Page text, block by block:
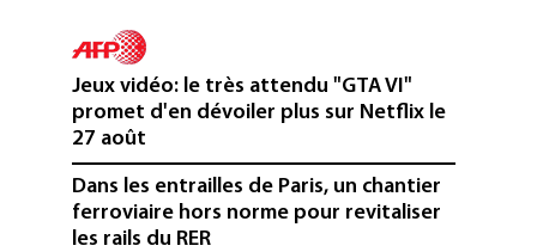
Jeux vidéo: le très attendu "GTA VI"
promet d'en dévoiler plus sur Netflix le
27 août
Dans les entrailles de Paris, un chantier
ferroviaire hors norme pour revitaliser
les rails du RER